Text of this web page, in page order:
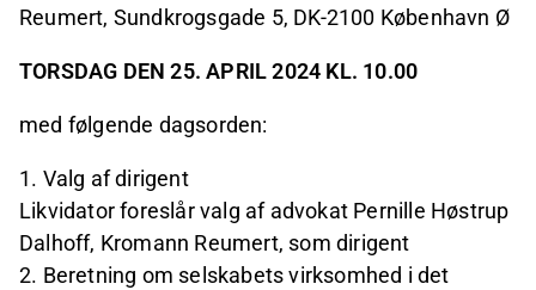
Reumert, Sundkrogsgade 5, DK-2100 København Ø
TORSDAG DEN 25. APRIL 2024 KL. 10.00
med følgende dagsorden:
1. Valg af dirigent
Likvidator foreslår valg af advokat Pernille Høstrup
Dalhoff, Kromann Reumert, som dirigent
2. Beretning om selskabets virksomhed i det